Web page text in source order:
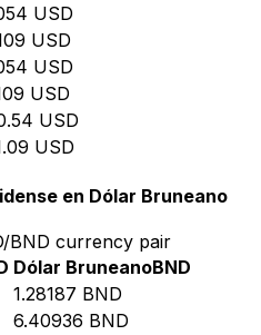
USD
USD
USD
USD
USD
USD
en Dólar Bruneano
BND currency pair
Dólar BruneanoBND
1.28187 BND
6.40936 BND